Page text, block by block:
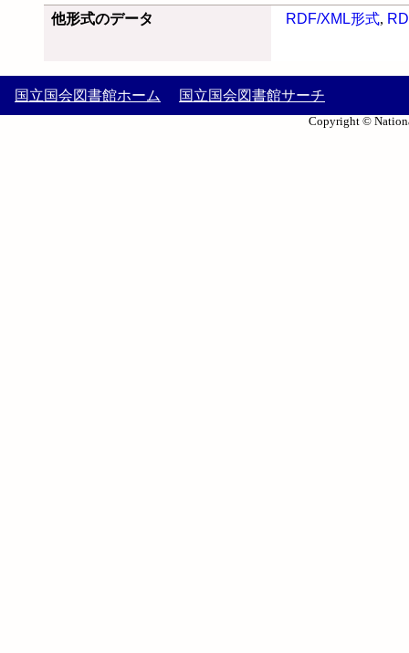
他形式のデータ RDF/XML形式,
国立国会図書館ホーム 国立国会図書館サーチ
Copyright ©